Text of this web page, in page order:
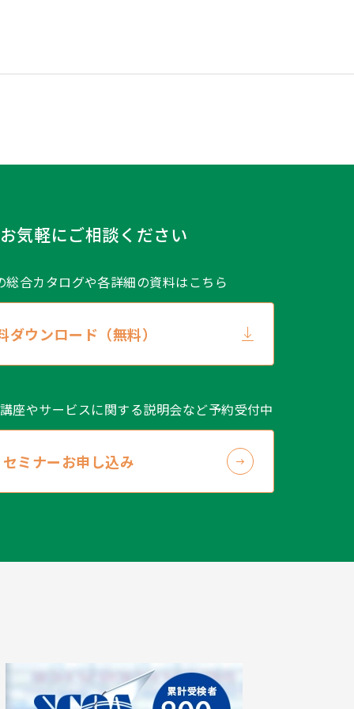
お気軽にご相談ください
総合カタログや各詳細の資料はこちら
ダウンロード（無料）
講座やサービスに関する説明会など予約受付中
セミナーお申し込み